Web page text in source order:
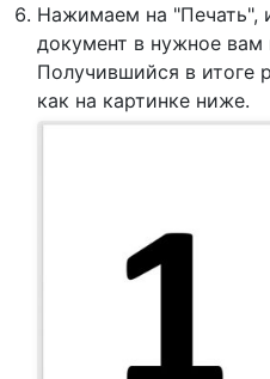
Нажимаем на "Печать",
документ в нужное
Получившийся в итоге
как на картинке ниже.